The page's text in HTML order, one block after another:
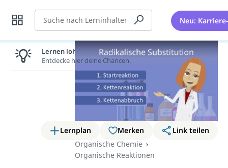
Suche Neu:
Lernplan Merken
Link teilen
Organische Chemie
Organische Reaktionen
Lernen lohnt sich!
Entdecke hier deine Chancen.